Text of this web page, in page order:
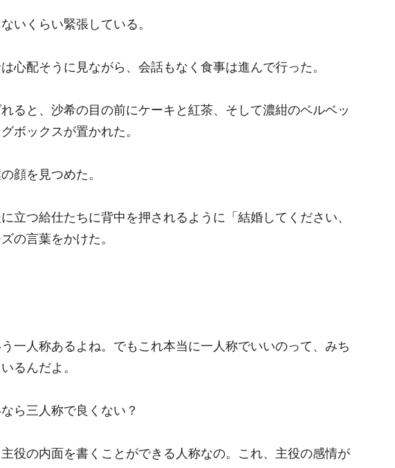
いくらい緊張している。
心配そうに見ながら、会話もなく食事は進んで行った。
ると、沙希の目の前にケーキと紅茶、そして濃紺のベルベッ
ボックスが置かれた。
顔を見つめた。
立つ給仕たちに背中を押されるように「結婚してください、
の言葉をかけた。
一人称あるよね。でもこれ本当に一人称でいいのって、みち
るんだよ。
ら三人称で良くない？
役の内面を書くことができる人称なの。これ、主役の感情が